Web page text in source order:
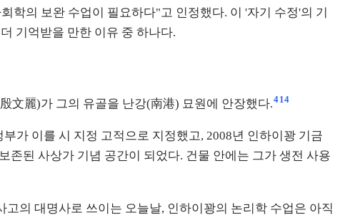
학의 보완 수업이 필요하다"고 인정했다. 이 '자기 수정'의 기
기억받을 만한 이유 중 하나다.
文麗)가 그의 유골을 난강(南港) 묘원에 안장했다.414
가 이를 시 지정 고적으로 지정했고, 2008년 인하이꽝 기금
된 사상가 기념 공간이 되었다. 건물 안에는 그가 생전 사용
의 대명사로 쓰이는 오늘날, 인하이꽝의 논리학 수업은 아직